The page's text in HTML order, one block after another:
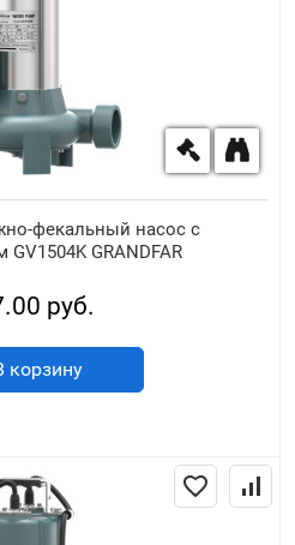
фекальный насос с
GRANDFAR
руб.
корзину